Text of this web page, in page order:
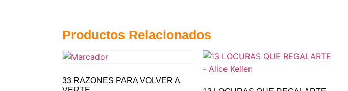
Productos Relacionados
33 RAZONES PARA VOLVER A